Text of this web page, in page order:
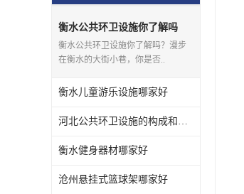
衡水公共环卫设施你了解吗
衡水公共环卫设施你了解吗？漫步
在衡水的大街小巷，你是否..
衡水儿童游乐设施哪家好
河北公共环卫设施的构成和应用你知道多少？
衡水健身器材哪家好
沧州悬挂式篮球架哪家好